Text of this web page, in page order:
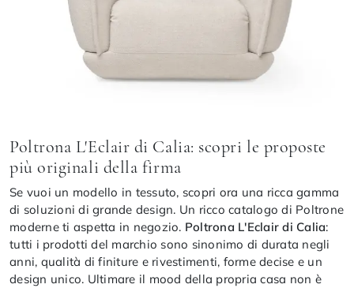
Poltrona L'Eclair di Calia: scopri le proposte
più originali della firma
Se vuoi un modello in tessuto, scopri ora una ricca gamma
di soluzioni di grande design. Un ricco catalogo di Poltrone
moderne ti aspetta in negozio. Poltrona L'Eclair di Calia:
tutti i prodotti del marchio sono sinonimo di durata negli
anni, qualità di finiture e rivestimenti, forme decise e un
design unico. Ultimare il mood della propria casa non è